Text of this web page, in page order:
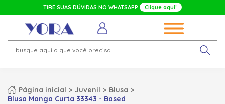
TIRE SUAS DÚVIDAS NO WHATSAPP Clique aqui!
Página inicial Juvenil
Blusa
Blusa Manga Curta 33343 - Based